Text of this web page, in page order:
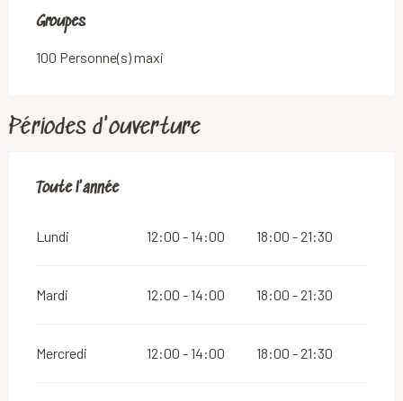
Groupes
Groupes
100 Personne(s) maxi
Périodes d'ouverture
Toute l'année
Toute l'année
Lundi 12:00 - 14:00 18:00 - 21:30
Mardi 12:00 - 14:00 18:00 - 21:30
Mercredi 12:00 - 14:00 18:00 - 21:30